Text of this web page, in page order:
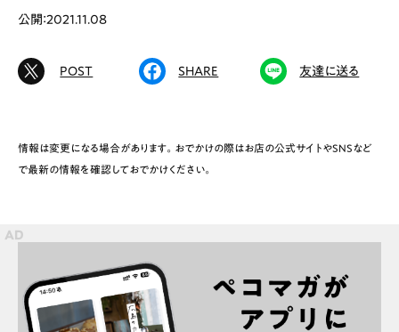
# カフェ
# 中区 # テイクアウト
# コーヒー
# 宮島
Special Life
ペコマガとは 運営会社
公開：2021.11.08
POST SHARE 友達に送る
情報は変更になる場合があります。おでかけの際はお店の公式サイトやSNSなど
で最新の情報を確認しておでかけください。